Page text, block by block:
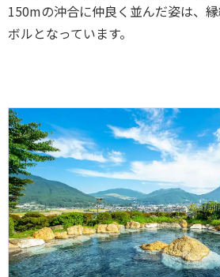
150mの沖合に仲良く並んだ姿は、
ボルとなっています。